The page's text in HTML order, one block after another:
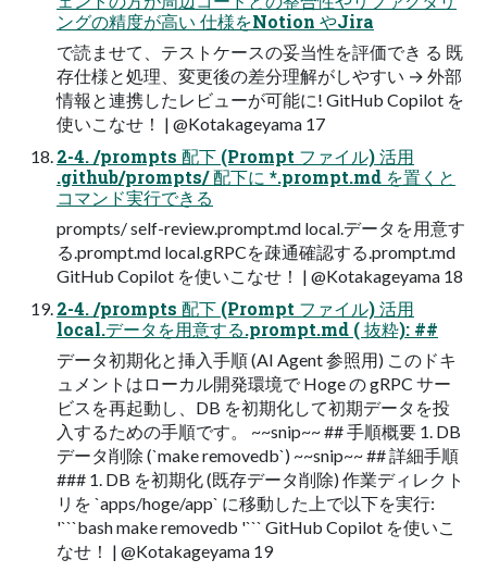
ングの精度が高い 仕様をNotion やJira
で読ませて、テストケースの妥当性を評価でき る 既
存仕様と処理、変更後の差分理解がしやすい → 外部
情報と連携したレビューが可能に! GitHub Copilot を
使いこなせ！ | @Kotakageyama 17
2-4. /prompts 配下 (Prompt ファイル) 活用
.github/prompts/ 配下に *.prompt.md を置くと
コマンド実行できる
prompts/ self-review.prompt.md local.データを用意す
る.prompt.md local.gRPCを疎通確認する.prompt.md
GitHub Copilot を使いこなせ！ | @Kotakageyama 18
2-4. /prompts 配下 (Prompt ファイル) 活用
local.データを用意する.prompt.md ( 抜粋): ##
データ初期化と挿入手順 (AI Agent 参照用) このドキ
ュメントはローカル開発環境で Hoge の gRPC サー
ビスを再起動し、DB を初期化して初期データを投
入するための手順です。 ~~snip~~ ## 手順概要 1. DB
データ削除 (`make removedb`) ~~snip~~ ## 詳細手順
### 1. DB を初期化 (既存データ削除) 作業ディレクト
リを `apps/hoge/app` に移動した上で以下を実行:
'```bash make removedb '``` GitHub Copilot を使いこ
なせ！ | @Kotakageyama 19